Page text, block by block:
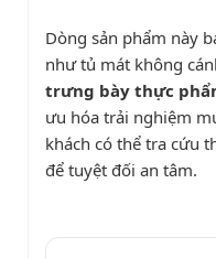
Dòng sản phẩm này
như tủ mát không
trưng bày thực
ưu hóa trải nghiệm
khách có thể tra cứu
để tuyệt đối an tâm.